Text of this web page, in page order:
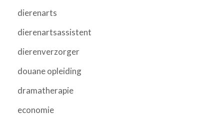
dierenarts
dierenartsassistent
dierenverzorger
douane opleiding
dramatherapie
economie